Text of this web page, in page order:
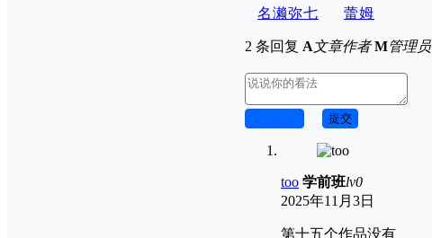
名濑弥七 蕾姆
2 条回复 A文章作者 M管理员
提交
too 学前班lv0
2025年11月3日
第十五个作品没有